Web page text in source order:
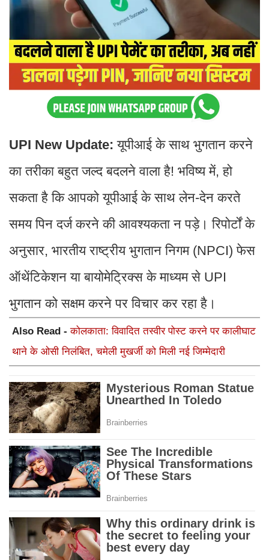
UPI New Update:यूपीआई के साथ भुगतान करने
का तरीका बहुत जल्द बदलने वाला है! भविष्य में, हो
सकता है कि आपको यूपीआई के साथ लेन-देन करते
समय पिन दर्ज करने की आवश्यकता न पड़े। रिपोर्टों के
अनुसार, भारतीय राष्ट्रीय भुगतान निगम (NPCI) फेस
ऑथेंटिकेशन या बायोमेट्रिक्स के माध्यम से UPI
भुगतान को सक्षम करने पर विचार कर रहा है।
Also Read -कोलकाता: विवादित तस्वीर पोस्ट करने पर कालीघाट
थाने के ओसी निलंबित, चमेली मुखर्जी को मिली नई जिम्मेदारी